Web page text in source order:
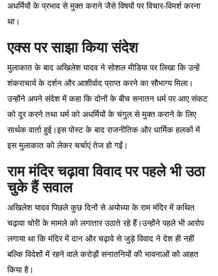
अधर्मियों के प्रभाव से मुक्त कराने जैसे विषयों पर विचार-विमर्श करना
था।
एक्स पर साझा किया संदेश
मुलाकात के बाद अखिलेश यादव ने सोशल मीडिया पर लिखा कि उन्हें
शंकराचार्य के दर्शन और आशीर्वाद प्राप्त करने का सौभाग्य मिला।
उन्होंने अपने संदेश में कहा कि दोनों के बीच सनातन धर्म पर आए संकट
को दूर करने तथा धर्म को अधर्मियों के चंगुल से मुक्त कराने के लिए
सार्थक वार्ता हुई।इस पोस्ट के बाद राजनीतिक और धार्मिक हलकों में
इस मुलाकात को लेकर चर्चाएं तेज हो गईं।
राम मंदिर चढ़ावा विवाद पर पहले भी उठा
चुके हैं सवाल
अखिलेश यादव पिछले कुछ दिनों से अयोध्या के राम मंदिर में कथित
चढ़ावा चोरी के मामले को लगातार उठाते रहे हैं।उन्होंने पहले भी आरोप
लगाया था कि मंदिर में दान और चढ़ावे से जुड़े विवाद ने देश ही नहीं
बल्कि विदेशों में रहने वाले करोड़ों सनातनियों की भावनाओं को आहत
किया है।